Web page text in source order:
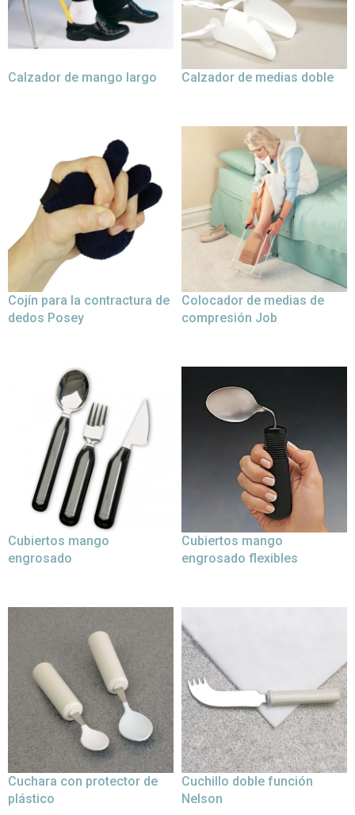
Calzador de mango largo Calzador de medias doble
Cojín para la contractura de
dedos Posey
Colocador de medias de
compresión Job
Cubiertos mango
engrosado
Cubiertos mango
engrosado flexibles
Cuchara con protector de
plástico
Cuchillo doble función
Nelson